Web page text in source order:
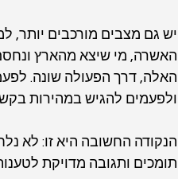
יש גם מצבים מורכבים יותר,
האשרה, מי שיצא מהארץ
האלה, דרך הפעולה שונה.
ולפעמים להגיש במהירות
הנקודה החשובה היא זו: לא
תומכים ותגובה מדויקת